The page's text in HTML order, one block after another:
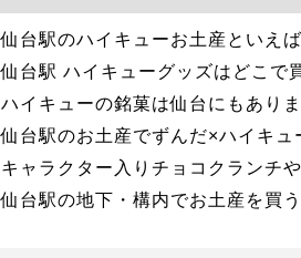
仙台駅のハイキューお土産といえ
仙台駅 ハイキューグッズはどこで
ハイキューの銘菓は仙台にもあり
仙台駅のお土産でずんだ×ハイキュ
キャラクター入りチョコクランチ
仙台駅の地下・構内でお土産を買